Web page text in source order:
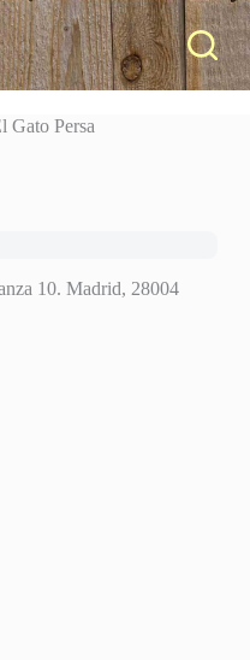
Gato Persa
10. Madrid, 28004